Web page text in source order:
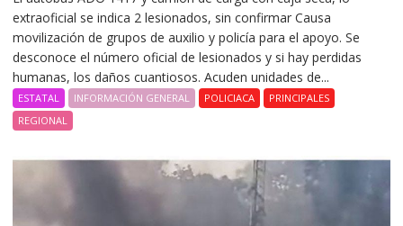
extraoficial se indica 2 lesionados, sin confirmar Causa
movilización de grupos de auxilio y policía para el apoyo. Se
desconoce el número oficial de lesionados y si hay perdidas
humanas, los daños cuantiosos. Acuden unidades de...
ESTATAL INFORMACIÓN GENERAL POLICIACA
PRINCIPALES
REGIONAL